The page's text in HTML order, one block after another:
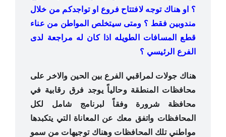
؟ او هناك توجه ﻻفتتاح فروع او تواجدكم من خلال
مندوبين فقط ؟ ومتى سيتخلص المواطن من عناء
قطع المسافات الطويله اذا كان له مراجعة لدى
الفرع الرئيسي ؟
هناك جولات لمراقبي الفرع بين الحين والاخر على
محافظات المنطقة وحالياً يوجد فرق رقابية في
محافظة شرورة وفقاً لبرنامج شامل
لكل
المحافظات واتفق معك عن المعاناة التي يتكبدها
مواطني تلك المحافظات وهناك توجيهات من سمو